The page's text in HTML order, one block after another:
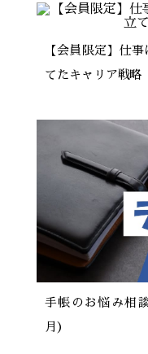
【会員限定】仕
てたキャリア戦略
手帳のお悩み相
月）